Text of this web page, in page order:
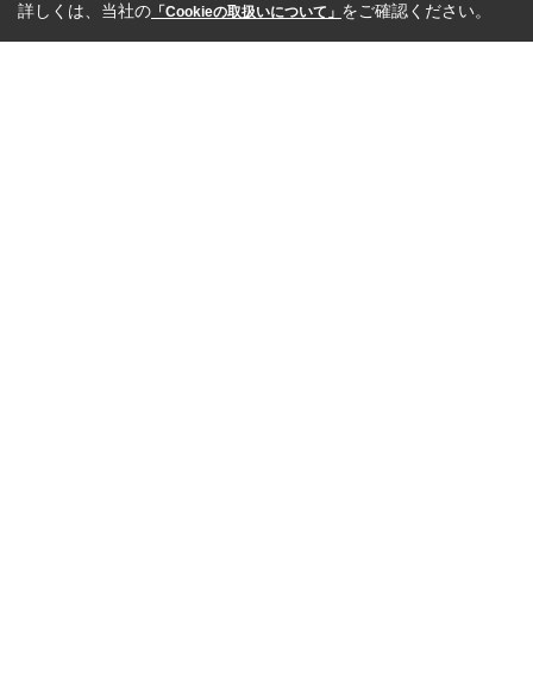
詳しくは、当社の 「Cookieの取扱いについて」 をご確認ください。